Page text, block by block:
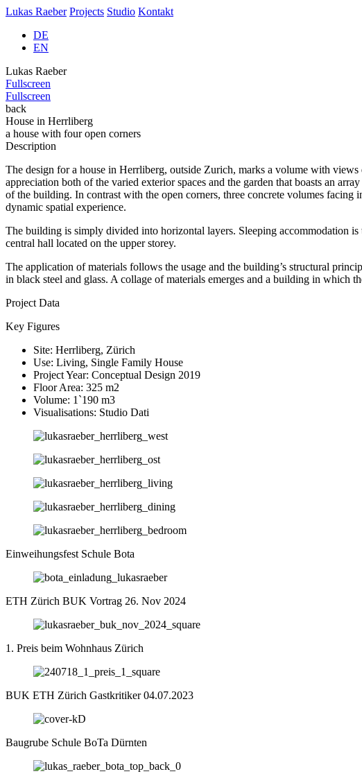
Lukas Raeber Projects Studio Kontakt
DE
EN
Lukas Raeber
Fullscreen
Fullscreen
back
House in Herrliberg
a house with four open corners
Description
The design for a house in Herrliberg, outside Zurich, marks a volume with
appreciation both of the varied exterior spaces and the garden that boasts an
of the building. In contrast with the open corners, three concrete volumes facing
dynamic spatial experience.
The building is simply divided into horizontal layers. Sleeping accommodation
central hall located on the upper storey.
The application of materials follows the usage and the building’s structural
in black steel and glass. A collage of materials emerges and a building in which
Project Data
Key Figures
Site: Herrliberg, Zürich
Use: Living, Single Family House
Project Year: Conceptual Design 2019
Floor Area: 325 m2
Volume: 1`190 m3
Visualisations: Studio Dati
Einweihungsfest Schule Bota
ETH Zürich BUK Vortrag 26. Nov 2024
1. Preis beim Wohnhaus Zürich
BUK ETH Zürich Gastkritiker 04.07.2023
Baugrube Schule BoTa Dürnten